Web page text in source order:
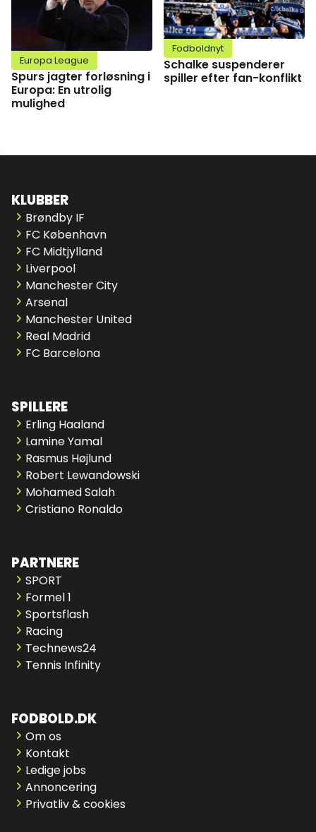
Europa League
Spurs jagter forløsning i
Europa: En utrolig
mulighed
Fodboldnyt
Schalke suspenderer
spiller efter fan-konflikt
KLUBBER
Brøndby IF
FC København
FC Midtjylland
Liverpool
Manchester City
Arsenal
Manchester United
Real Madrid
FC Barcelona
SPILLERE
Erling Haaland
Lamine Yamal
Rasmus Højlund
Robert Lewandowski
Mohamed Salah
Cristiano Ronaldo
PARTNERE
SPORT
Formel 1
Sportsflash
Racing
Technews24
Tennis Infinity
FODBOLD.DK
Om os
Kontakt
Ledige jobs
Annoncering
Privatliv & cookies